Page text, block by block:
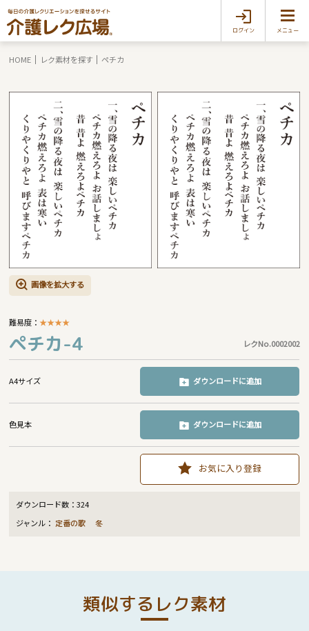
ログイン メニュー
HOME レク素材を探す ペチカ
画像を拡大する
難易度：★★★★
ペチカ-4 レクNo.0002002
A4サイズ ダウンロードに追加
色見本 ダウンロードに追加
お気に入り登録
ダウンロード数：324
ジャンル： 定番の歌 冬
類似するレク素材